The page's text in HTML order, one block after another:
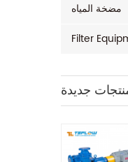
مضخة المياه
Filter
جديدة